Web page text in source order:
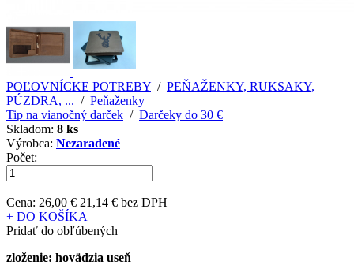
POĽOVNÍCKE POTREBY / PEŇAŽENKY, RUKSAKY,
PÚZDRA, ... / Peňaženky
Tip na vianočný darček / Darčeky do 30 €
Skladom: 8 ks
Výrobca: Nezaradené
Počet:
Cena: 26,00 € 21,14 € bez DPH
+ DO KOŠÍKA
Pridať do obľúbených
zloženie: hovädzia useň